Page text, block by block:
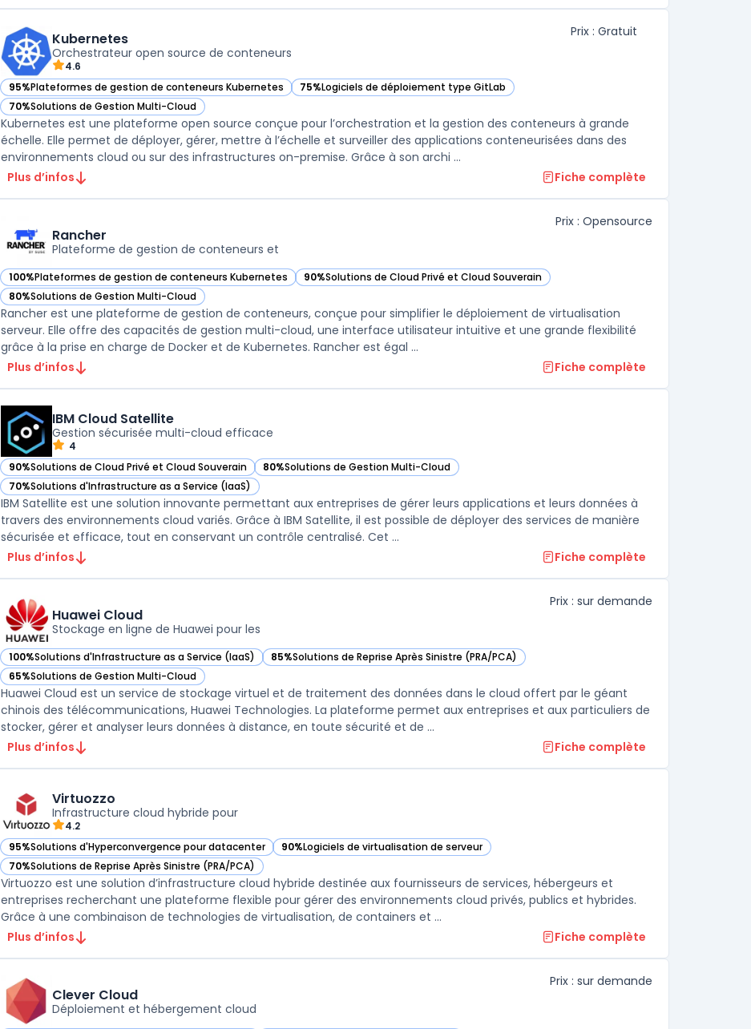
Kubernetes
Orchestrateur open source de conteneurs
4.6
Prix : Gratuit
95%Plateformes de gestion de conteneurs Kubernetes
— voir Kubernetes dans cette catégorie 75%Logiciels de déploiement type GitLab
— voir Kubernetes dans cette catégorie
70%Solutions de Gestion Multi-Cloud
— voir Kubernetes dans cette catégorie
Kubernetes est une plateforme open source conçue pour l’orchestration et la gestion des conteneurs à grande
échelle. Elle permet de déployer, gérer, mettre à l’échelle et surveiller des applications conteneurisées dans des
environnements cloud ou sur des infrastructures on-premise. Grâce à son archi ...
Plus d’infos
Fiche complète
Rancher
Plateforme de gestion de conteneurs et
Prix : Opensource
100%Plateformes de gestion de conteneurs Kubernetes
— voir Rancher dans cette catégorie 90%Solutions de Cloud Privé et Cloud Souverain
— voir Rancher dans cette catégorie
80%Solutions de Gestion Multi-Cloud
— voir Rancher dans cette catégorie
Rancher est une plateforme de gestion de conteneurs, conçue pour simplifier le déploiement de virtualisation
serveur. Elle offre des capacités de gestion multi-cloud, une interface utilisateur intuitive et une grande flexibilité
grâce à la prise en charge de Docker et de Kubernetes. Rancher est égal ...
Plus d’infos
Fiche complète
IBM Cloud Satellite
Gestion sécurisée multi-cloud efficace
4
90%Solutions de Cloud Privé et Cloud Souverain
— voir IBM Cloud Satellite dans cette catégorie 80%Solutions de Gestion Multi-Cloud
— voir IBM Cloud Satellite dans cette catégorie
70%Solutions d'Infrastructure as a Service (IaaS)
— voir IBM Cloud Satellite dans cette catégorie
IBM Satellite est une solution innovante permettant aux entreprises de gérer leurs applications et leurs données à
travers des environnements cloud variés. Grâce à IBM Satellite, il est possible de déployer des services de manière
sécurisée et efficace, tout en conservant un contrôle centralisé. Cet ...
Plus d’infos
Fiche complète
Huawei Cloud
Stockage en ligne de Huawei pour les
Prix : sur demande
100%Solutions d'Infrastructure as a Service (IaaS)
— voir Huawei Cloud dans cette catégorie 85%Solutions de Reprise Après Sinistre (PRA/PCA)
— voir Huawei Cloud dans cette catégorie
65%Solutions de Gestion Multi-Cloud
— voir Huawei Cloud dans cette catégorie
Huawei Cloud est un service de stockage virtuel et de traitement des données dans le cloud offert par le géant
chinois des télécommunications, Huawei Technologies. La plateforme permet aux entreprises et aux particuliers de
stocker, gérer et analyser leurs données à distance, en toute sécurité et de ...
Plus d’infos
Fiche complète
Virtuozzo
Infrastructure cloud hybride pour
4.2
95%Solutions d'Hyperconvergence pour datacenter
— voir Virtuozzo dans cette catégorie 90%Logiciels de virtualisation de serveur
— voir Virtuozzo dans cette catégorie
70%Solutions de Reprise Après Sinistre (PRA/PCA)
— voir Virtuozzo dans cette catégorie
Virtuozzo est une solution d’infrastructure cloud hybride destinée aux fournisseurs de services, hébergeurs et
entreprises recherchant une plateforme flexible pour gérer des environnements cloud privés, publics et hybrides.
Grâce à une combinaison de technologies de virtualisation, de containers et ...
Plus d’infos
Fiche complète
Clever Cloud
Déploiement et hébergement cloud
Prix : sur demande